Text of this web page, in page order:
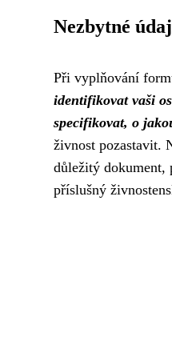
Nezbytné
Při vyplňování
identifikovat vaši
specifikovat, o
živnost pozastavit.
důležitý dokument,
příslušný